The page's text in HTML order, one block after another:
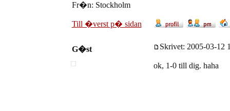
Fr�n: Stockholm
Till �verst p� sidan
G�st Skrivet: 2005-03-12
ok, 1-0 till dig. haha